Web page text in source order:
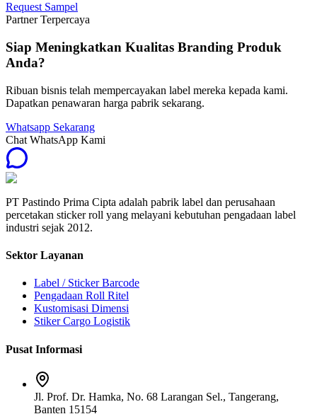
Request Sampel
Partner Terpercaya
Siap Meningkatkan Kualitas Branding Produk
Anda?
Ribuan bisnis telah mempercayakan label mereka kepada kami.
Dapatkan penawaran harga pabrik sekarang.
Whatsapp Sekarang
Chat WhatsApp Kami
PT Pastindo Prima Cipta adalah pabrik label dan perusahaan
percetakan sticker roll yang melayani kebutuhan pengadaan label
industri sejak 2012.
Sektor Layanan
Label / Sticker Barcode
Pengadaan Roll Ritel
Kustomisasi Dimensi
Stiker Cargo Logistik
Pusat Informasi
Jl. Prof. Dr. Hamka, No. 68 Larangan Sel., Tangerang,
Banten 15154